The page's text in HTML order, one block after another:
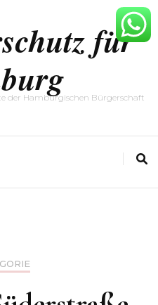
für
der Hamburgischen Bürgerschaft